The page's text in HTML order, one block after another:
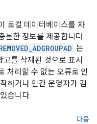
로컬 데이터베이스를 자
분한 정보를 제공합니다.
는
를 삭제된 것으로 표시
처리할 수 없는 오류로 인
하거나 인간 운영자가 검
습니다.
다음